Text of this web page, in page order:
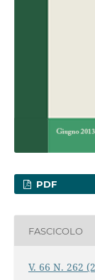
PDF
FASCICOLO
V. 66 N. 262